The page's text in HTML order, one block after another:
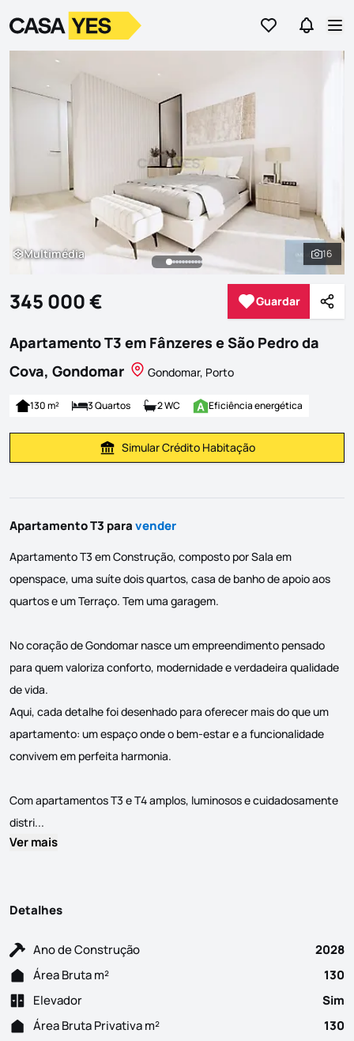
Ir para osIr para
LogoIr para a homepage
Multimédia
Multimédia Ver
16
345 000 € Guardar
Guardar
Apartamento T3 em Fânzeres e São Pedro da
Cova, Gondomar
Gondomar, Porto
130 m² 3 Quartos 2 WC Eficiência energética
Simular Prestação
Simular Crédito Habitação
Apartamento T3 paravender
Apartamento T3 em Construção, composto por Sala em
openspace, uma suíte dois quartos, casa de banho de apoio aos
quartos e um Terraço. Tem uma garagem.
No coração de Gondomar nasce um empreendimento pensado
para quem valoriza conforto, modernidade e verdadeira qualidade
de vida.
Aqui, cada detalhe foi desenhado para oferecer mais do que um
apartamento: um espaço onde o bem-estar e a funcionalidade
convivem em perfeita harmonia.
Com apartamentos T3 e T4 amplos, luminosos e cuidadosamente
distri...
Ver mais
Detalhes
Ano de Construção
2028
Área Bruta m²
130
Elevador
Sim
Área Bruta Privativa m²
130